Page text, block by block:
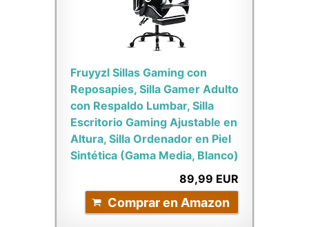
Fruyyzl Sillas Gaming con
Reposapies, Silla Gamer Adulto
con Respaldo Lumbar, Silla
Escritorio Gaming Ajustable en
Altura, Silla Ordenador en Piel
Sintética (Gama Media, Blanco)
89,99 EUR
Comprar en Amazon